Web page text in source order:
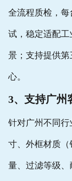
全流程质检，每
试，稳定适配
景；支持提供
心。
3、支持广州
针对广州不同
寸、外框材质
量、过滤等级